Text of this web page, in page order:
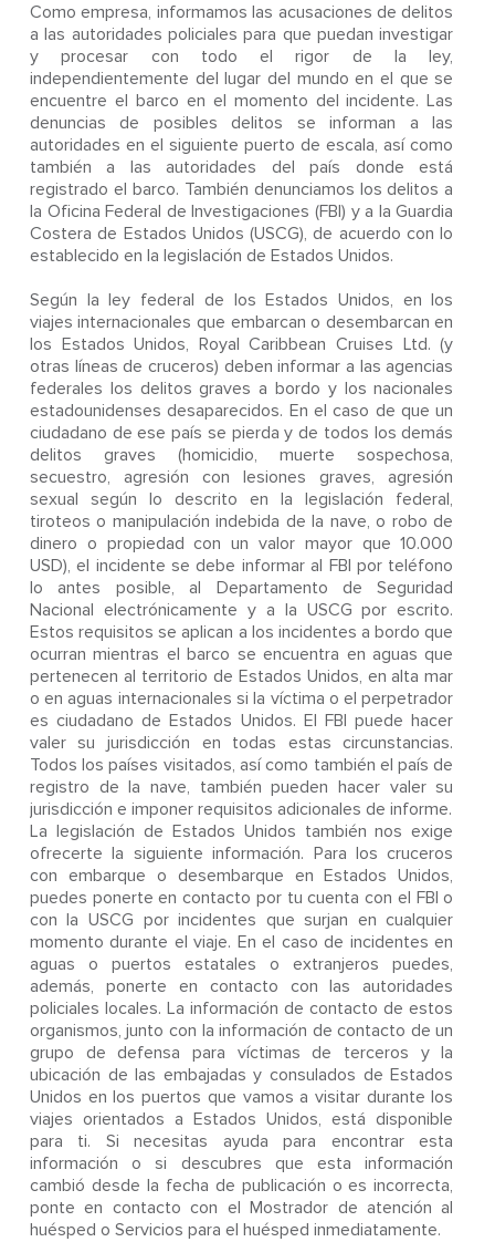
Como empresa, informamos las acusaciones de delitos
a las autoridades policiales para que puedan investigar
y procesar con todo el rigor de la ley,
independientemente del lugar del mundo en el que se
encuentre el barco en el momento del incidente. Las
denuncias de posibles delitos se informan a las
autoridades en el siguiente puerto de escala, así como
también a las autoridades del país donde está
registrado el barco. También denunciamos los delitos a
la Oficina Federal de Investigaciones (FBI) y a la Guardia
Costera de Estados Unidos (USCG), de acuerdo con lo
establecido en la legislación de Estados Unidos.
Según la ley federal de los Estados Unidos, en los
viajes internacionales que embarcan o desembarcan en
los Estados Unidos, Royal Caribbean Cruises Ltd. (y
otras líneas de cruceros) deben informar a las agencias
federales los delitos graves a bordo y los nacionales
estadounidenses desaparecidos. En el caso de que un
ciudadano de ese país se pierda y de todos los demás
delitos graves (homicidio, muerte sospechosa,
secuestro, agresión con lesiones graves, agresión
sexual según lo descrito en la legislación federal,
tiroteos o manipulación indebida de la nave, o robo de
dinero o propiedad con un valor mayor que 10.000
USD), el incidente se debe informar al FBI por teléfono
lo antes posible, al Departamento de Seguridad
Nacional electrónicamente y a la USCG por escrito.
Estos requisitos se aplican a los incidentes a bordo que
ocurran mientras el barco se encuentra en aguas que
pertenecen al territorio de Estados Unidos, en alta mar
o en aguas internacionales si la víctima o el perpetrador
es ciudadano de Estados Unidos. El FBI puede hacer
valer su jurisdicción en todas estas circunstancias.
Todos los países visitados, así como también el país de
registro de la nave, también pueden hacer valer su
jurisdicción e imponer requisitos adicionales de informe.
La legislación de Estados Unidos también nos exige
ofrecerte la siguiente información. Para los cruceros
con embarque o desembarque en Estados Unidos,
puedes ponerte en contacto por tu cuenta con el FBI o
con la USCG por incidentes que surjan en cualquier
momento durante el viaje. En el caso de incidentes en
aguas o puertos estatales o extranjeros puedes,
además, ponerte en contacto con las autoridades
policiales locales. La información de contacto de estos
organismos, junto con la información de contacto de un
grupo de defensa para víctimas de terceros y la
ubicación de las embajadas y consulados de Estados
Unidos en los puertos que vamos a visitar durante los
viajes orientados a Estados Unidos, está disponible
para ti. Si necesitas ayuda para encontrar esta
información o si descubres que esta información
cambió desde la fecha de publicación o es incorrecta,
ponte en contacto con el Mostrador de atención al
huésped o Servicios para el huésped inmediatamente.